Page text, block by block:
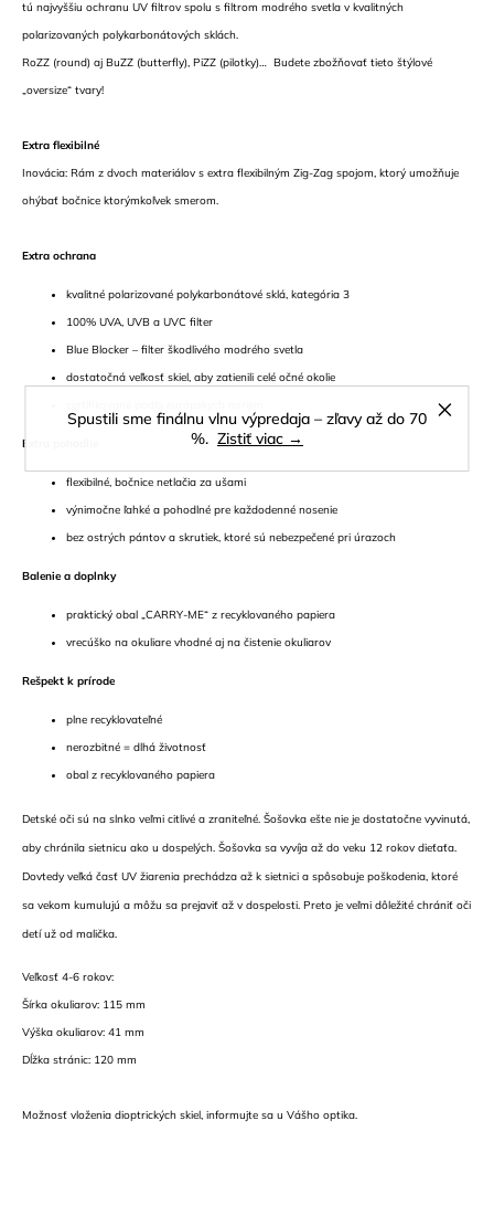
Spustili sme finálnu vlnu výpredaja – zľavy až do 70
%. Zistiť viac →
tú najvyššiu ochranu UV filtrov spolu s filtrom modrého svetla v kvalitných
polarizovaných polykarbonátových sklách.
RoZZ (round) aj BuZZ (butterfly), PiZZ (pilotky)… Budete zbožňovať tieto štýlové
„oversize“ tvary!
Extra flexibilné
Inovácia: Rám z dvoch materiálov s extra flexibilným Zig-Zag spojom, ktorý umožňuje
ohýbať bočnice ktorýmkoľvek smerom.
Extra ochrana
kvalitné polarizované polykarbonátové sklá, kategória 3
100% UVA, UVB a UVC filter
Blue Blocker – filter škodlivého modrého svetla
dostatočná veľkosť skiel, aby zatienili celé očné okolie
Extra pohodlie
flexibilné, bočnice netlačia za ušami
výnimočne ľahké a pohodlné pre každodenné nosenie
bez ostrých pántov a skrutiek, ktoré sú nebezpečené pri úrazoch
Balenie a doplnky
praktický obal „CARRY-ME“ z recyklovaného papiera
vrecúško na okuliare vhodné aj na čistenie okuliarov
Rešpekt k prírode
plne recyklovateľné
nerozbitné = dlhá životnosť
obal z recyklovaného papiera
Detské oči sú na slnko veľmi citlivé a zraniteľné. Šošovka ešte nie je dostatočne vyvinutá,
aby chránila sietnicu ako u dospelých. Šošovka sa vyvíja až do veku 12 rokov dieťaťa.
Dovtedy veľká časť UV žiarenia prechádza až k sietnici a spôsobuje poškodenia, ktoré
sa vekom kumulujú a môžu sa prejaviť až v dospelosti. Preto je veľmi dôležité chrániť oči
detí už od malička.
Veľkosť 4-6 rokov:
Šírka okuliarov: 115 mm
Výška okuliarov: 41 mm
Dĺžka stránic: 120 mm
Možnosť vloženia dioptrických skiel, informujte sa u Vášho optika.